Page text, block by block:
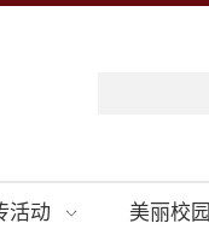
活动 美丽校园